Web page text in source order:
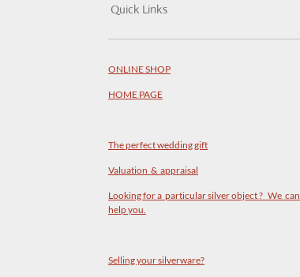
Quick Links
ONLINE SHOP
HOME PAGE
The perfect wedding gift
Valuation & appraisal
Looking for a particular silver object ? We can
help you.
Selling your silverware?